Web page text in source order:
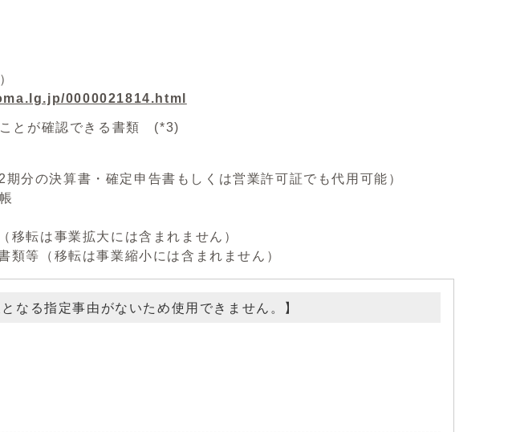
0000021814.html
とが確認できる書類 (*3)
の決算書・確定申告書もしくは営業許可証でも代用可能）
は事業拡大には含まれません）
（移転は事業縮小には含まれません）
る指定事由がないため使用できません。】